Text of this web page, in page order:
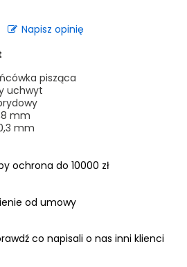
Napisz opinię
pisząca
uchwyt
mm
mm
ochrona do 10000 zł
od umowy
co napisali o nas inni klienci